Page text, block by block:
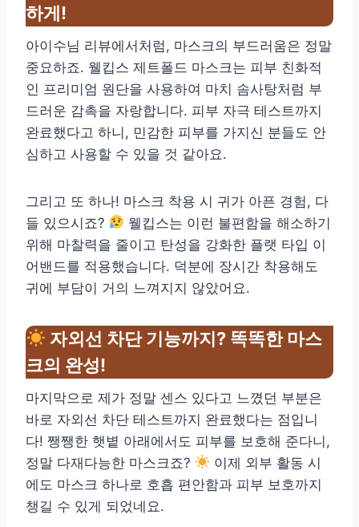
하게!
아이수님 리뷰에서처럼, 마스크의 부드러움은 정말
중요하죠. 웰킵스 제트폴드 마스크는 피부 친화적
인 프리미엄 원단을 사용하여 마치 솜사탕처럼 부
드러운 감촉을 자랑합니다. 피부 자극 테스트까지
완료했다고 하니, 민감한 피부를 가지신 분들도 안
심하고 사용할 수 있을 것 같아요.
그리고 또 하나! 마스크 착용 시 귀가 아픈 경험, 다
들 있으시죠?
웰킵스는 이런 불편함을 해소하기
위해 마찰력을 줄이고 탄성을 강화한 플랫 타입 이
어밴드를 적용했습니다. 덕분에 장시간 착용해도
귀에 부담이 거의 느껴지지 않았어요.
자외선 차단 기능까지? 똑똑한 마스
크의 완성!
마지막으로 제가 정말 센스 있다고 느꼈던 부분은
바로 자외선 차단 테스트까지 완료했다는 점입니
다! 쨍쨍한 햇볕 아래에서도 피부를 보호해 준다니,
정말 다재다능한 마스크죠?
이제 외부 활동 시
에도 마스크 하나로 호흡 편안함과 피부 보호까지
챙길 수 있게 되었네요.